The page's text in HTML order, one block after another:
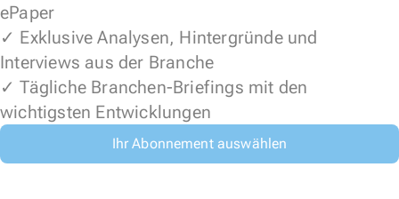
ePaper
✓ Exklusive Analysen, Hintergründe und
Interviews aus der Branche
✓ Tägliche Branchen-Briefings mit den
wichtigsten Entwicklungen
Ihr Abonnement auswählen